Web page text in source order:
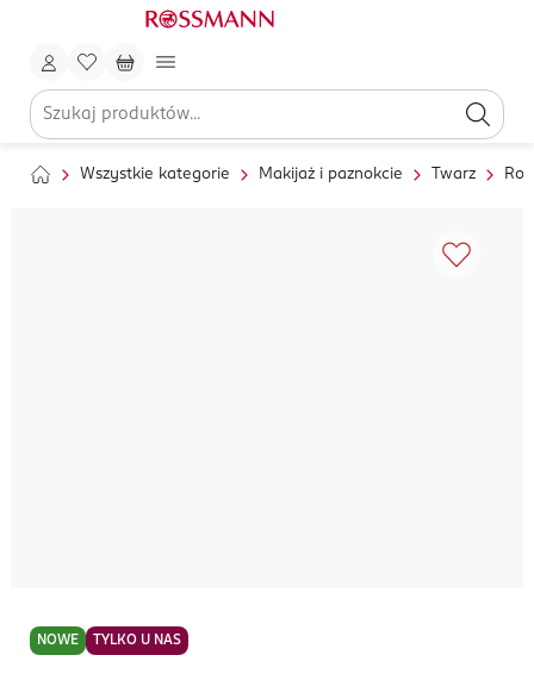
Wszystkie kategorie Makijaż i paznokcie Twarz
NOWE TYLKO U NAS